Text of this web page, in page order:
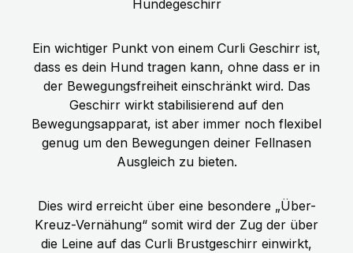
Hundegeschirr
Ein wichtiger Punkt von einem Curli Geschirr ist,
dass es dein Hund tragen kann, ohne dass er in
der Bewegungsfreiheit einschränkt wird. Das
Geschirr wirkt stabilisierend auf den
Bewegungsapparat, ist aber immer noch flexibel
genug um den Bewegungen deiner Fellnasen
Ausgleich zu bieten.
Dies wird erreicht über eine besondere „Über-
Kreuz-Vernähung“ somit wird der Zug der über
die Leine auf das Curli Brustgeschirr einwirkt,